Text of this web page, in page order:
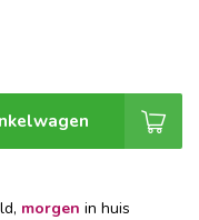
morgen in huis